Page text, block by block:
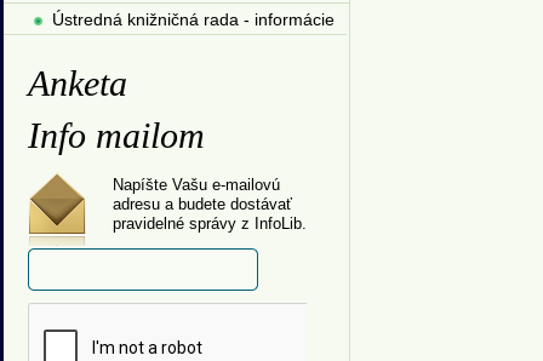
Ústredná knižničná rada - informácie
Anketa
Info mailom
Napíšte Vašu e-mailovú
adresu a budete dostávať
pravidelné správy z InfoLib.